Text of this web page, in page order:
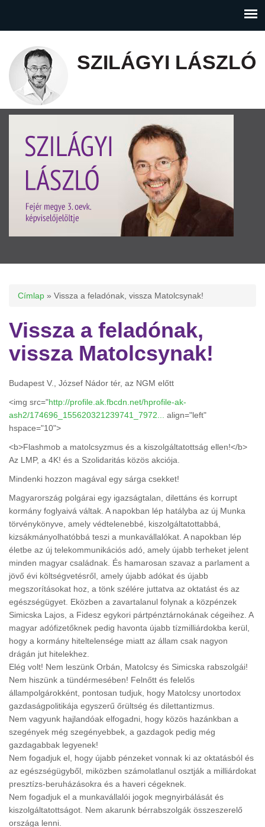
SZILÁGYI LÁSZLÓ
Jelenlegi hely
Címlap » Vissza a feladónak, vissza Matolcsynak!
Vissza a feladónak,
vissza Matolcsynak!
Budapest V., József Nádor tér, az NGM előtt
<img src="http://profile.ak.fbcdn.net/hprofile-ak-
ash2/174696_155620321239741_7972...
align="left"
hspace="10">
<b>Flashmob a matolcsyzmus és a kiszolgáltatottság ellen!</b>
Az LMP, a 4K! és a Szolidaritás közös akciója.
Mindenki hozzon magával egy sárga csekket!
Magyarország polgárai egy igazságtalan, dilettáns és korrupt
kormány foglyaivá váltak. A napokban lép hatályba az új Munka
törvénykönyve, amely védtelenebbé, kiszolgáltatottabbá,
kizsákmányolhatóbbá teszi a munkavállalókat. A napokban lép
életbe az új telekommunikációs adó, amely újabb terheket jelent
minden magyar családnak. És hamarosan szavaz a parlament a
jövő évi költségvetésről, amely újabb adókat és újabb
megszorításokat hoz, a tönk szélére juttatva az oktatást és az
egészségügyet. Eközben a zavartalanul folynak a közpénzek
Simicska Lajos, a Fidesz egykori pártpénztárnokának cégeihez. A
magyar adófizetőknek pedig havonta újabb tízmilliárdokba kerül,
hogy a kormány hiteltelensége miatt az állam csak nagyon
drágán jut hitelekhez.
Elég volt! Nem leszünk Orbán, Matolcsy és Simicska rabszolgái!
Nem hiszünk a tündérmesében! Felnőtt és felelős
állampolgárokként, pontosan tudjuk, hogy Matolcsy unortodox
gazdaságpolitikája egyszerű őrültség és dilettantizmus.
Nem vagyunk hajlandóak elfogadni, hogy közös hazánkban a
szegények még szegényebbek, a gazdagok pedig még
gazdagabbak legyenek!
Nem fogadjuk el, hogy újabb pénzeket vonnak ki az oktatásból és
az egészségügyből, miközben számolatlanul osztják a milliárdokat
presztízs-beruházásokra és a haveri cégeknek.
Nem fogadjuk el a munkavállalói jogok megnyirbálását és
kiszolgáltatottságot. Nem akarunk bérrabszolgák összeszerelő
országa lenni.